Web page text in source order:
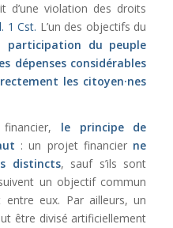
d’une violation des droits
1 Cst. L’un des objectifs du
participation du peuple
dépenses considérables
les citoyen·nes
financier, le principe de
: un projet financier ne
distincts, sauf s’ils sont
un objectif commun
eux. Par ailleurs, un
être divisé artificiellement